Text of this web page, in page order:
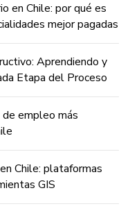
en Chile: por qué es
mejor pagadas
Aprendiendo y
Etapa del Proceso
empleo más
Chile: plataformas
GIS